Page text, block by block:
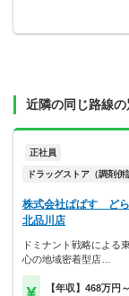
近隣の同じ路線
正社員
ドラッグストア（調剤併
株式会社ぱぱす ど
北品川店
ドミナント戦略による
心の地域密着型店…
【年収】468万円